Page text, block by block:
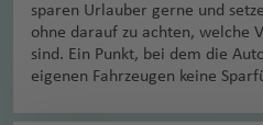
sparen Urlauber gerne und
ohne darauf zu achten, welche
sind. Ein Punkt, bei dem die
eigenen Fahrzeugen keine